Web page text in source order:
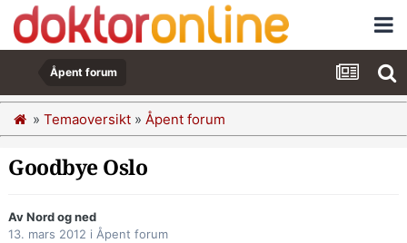
Åpent forum
» Temaoversikt » Åpent forum
Goodbye Oslo
Av Nord og ned
13. mars 2012 i Åpent forum